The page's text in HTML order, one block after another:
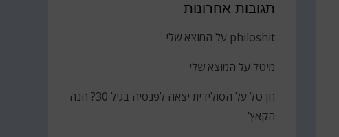
תגובות אחרונות
philoshit על המוצא שלי
מיטל על המוצא שלי
חן טל על
הסולידית יצאה לפנסיה בגיל 30? הנה
הקאץ'